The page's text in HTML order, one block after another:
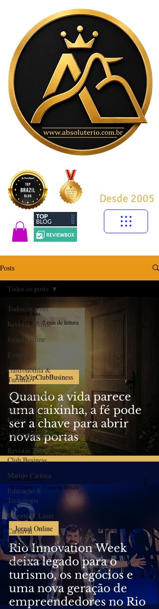
Desde 2005
Posts
Todos os posts
Revistas Online
Jornal Online
Eventos
Gastronomia &
Turismo
Social & Estilos
Saúde & Bem
Estar
TheVipClubBusiness
Revistas The Vip
Club Business
Marujo Carioca
Educação &
Tecnologia
Esporte & Lazer
Carnaval
São Paulo
Negocio
Todos os posts
Quando a vida parece
uma caixinha, a fé pode
ser a chave para abrir
novas portas
TheVipClubBusiness
Absolute Rio
há 3 horas
2 min de leitura
Rio Innovation Week
deixa legado para o
turismo, os negócios e
uma nova geração de
empreendedores no Rio
Jornal Online
Absolute Rio
há 3 horas
3 min de leitura